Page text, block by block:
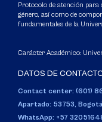
Protocolo de atención para
género, así como de
fundamentales de la
Carácter Académico:
DATOS DE
Contact center: (601)
Apartado: 53753,
WhatsApp: +57